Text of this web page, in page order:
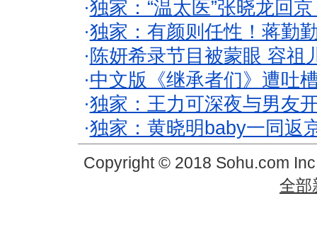
·独家：“温太医”张晓龙回
·独家：有颜则任性！蒋勤
· 陈妍希录节目被蒙眼 容祖
·中文版《继承者们》遭吐
·独家：王力可深夜与男友
·独家：黄晓明baby一同返
Copyright © 2018 Sohu.com
全部